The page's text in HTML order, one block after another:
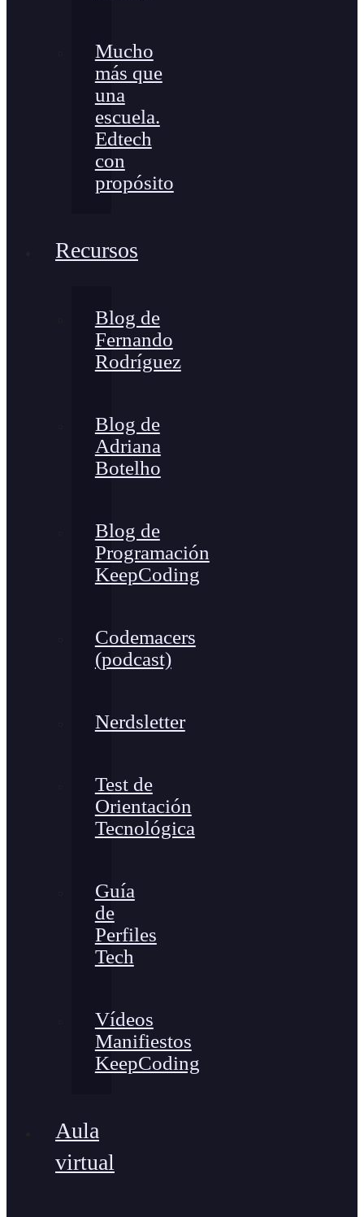
Mucho
más que
una
escuela.
Edtech
con
propósito
Recursos
Blog de
Fernando
Rodríguez
Blog de
Adriana
Botelho
Blog de
Programación
KeepCoding
Codemacers
(podcast)
Nerdsletter
Test de
Orientación
Tecnológica
Guía
de
Perfiles
Tech
Vídeos
Manifiestos
KeepCoding
Aula
virtual